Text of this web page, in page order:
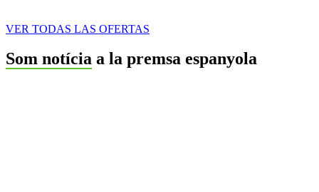
VER TODAS LAS OFERTAS
Som notícia a la premsa espanyola